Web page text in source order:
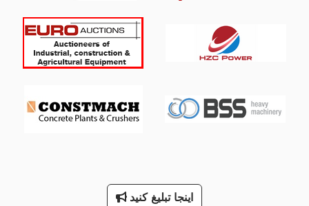
International 433
International 434
International 633
اینجا تبلیغ کنید